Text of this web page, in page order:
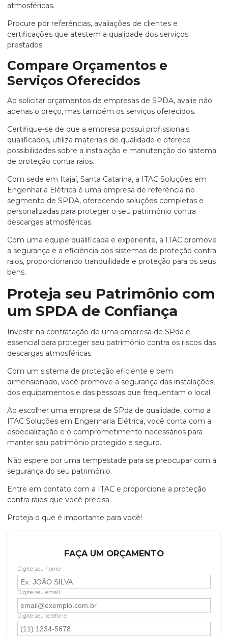
atmosféricas.
Procure por referências, avaliações de clientes e
certificações que atestem a qualidade dos serviços
prestados.
Compare Orçamentos e
Serviços Oferecidos
Ao solicitar orçamentos de empresas de SPDA, avalie não
apenas o preço, mas também os serviços oferecidos.
Certifique-se de que a empresa possui profissionais
qualificados, utiliza materiais de qualidade e oferece
possibilidades sobre a instalação e manutenção do sistema
de proteção contra raios.
Com sede em Itajaí, Santa Catarina, a ITAC Soluções em
Engenharia Elétrica é uma empresa de referência no
segmento de SPDA, oferecendo soluções completas e
personalizadas para proteger o seu patrimônio contra
descargas atmosféricas.
Com uma equipe qualificada e experiente, a ITAC promove
a segurança e a eficiência dos sistemas de proteção contra
raios, proporcionando tranquilidade e proteção para os seus
bens.
Proteja seu Patrimônio com
um SPDA de Confiança
Investir na contratação de uma empresa de SPda é
essencial para proteger seu patrimônio contra os riscos das
descargas atmosféricas.
Com um sistema de proteção eficiente e bem
dimensionado, você promove a segurança das instalações,
dos equipamentos e das pessoas que frequentam o local.
Ao escolher uma empresa de SPda de qualidade, como a
ITAC Soluções em Engenharia Elétrica, você conta com a
especialização e o comprometimento necessários para
manter seu patrimônio protegido e seguro.
Não espere por uma tempestade para se preocupar com a
segurança do seu patrimônio.
Entre em contato com a ITAC e proporcione a proteção
contra raios que você precisa.
Proteja o que é importante para você!
FAÇA UM ORÇAMENTO
Digite seu nome
Digite seu email
Digite seu telefone